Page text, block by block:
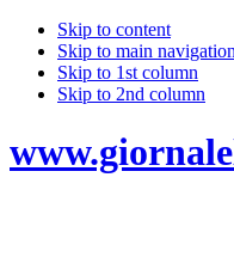
Skip to content
Skip to main navigation
Skip to 1st column
Skip to 2nd column